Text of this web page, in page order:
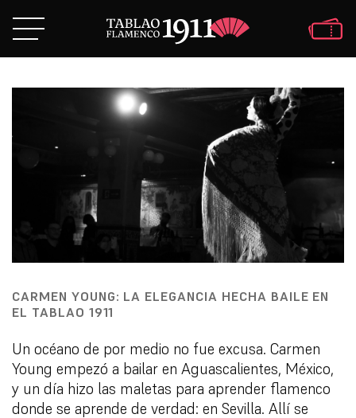
CARMEN YOUNG: LA ELEGANCIA HECHA BAILE EN
EL TABLAO 1911
Un océano de por medio no fue excusa. Carmen
Young empezó a bailar en Aguascalientes, México,
y un día hizo las maletas para aprender flamenco
donde se aprende de verdad: en Sevilla. Allí se